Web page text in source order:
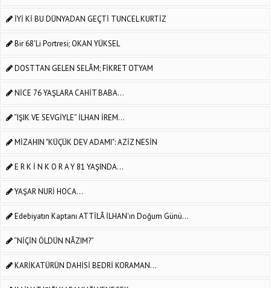
İYİ Kİ BU DÜNYADAN GEÇTİ TUNCEL KURTİZ
Bir 68'li Portresi; OKAN YÜKSEL
DOSTTAN GELEN SELÂM; FİKRET OTYAM
NİCE 76 YAŞLARA CAHİT BABA...
“IŞIK VE SEVGİYLE” İLHAN İREM...
MİZAHIN "KÜÇÜK DEV ADAMI": AZİZ NESİN
E R K İ N K O R A Y 81 YAŞINDA...
YAŞAR NURİ HOCA...
Edebiyatın Kaptanı ATTİLÂ İLHAN'ın Doğum Günü...
“NİÇİN ÖLDÜN NÂZIM?”
KARİKATÜRÜN DAHİSİ BEDRİ KORAMAN...